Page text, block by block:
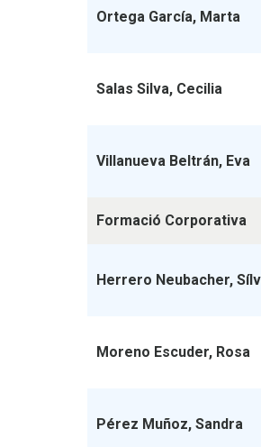
Ortega García, Marta
Salas Silva, Cecilia
Villanueva Beltrán, Eva
Formació Corporativa
Herrero Neubacher,
Moreno Escuder, Rosa
Pérez Muñoz, Sandra